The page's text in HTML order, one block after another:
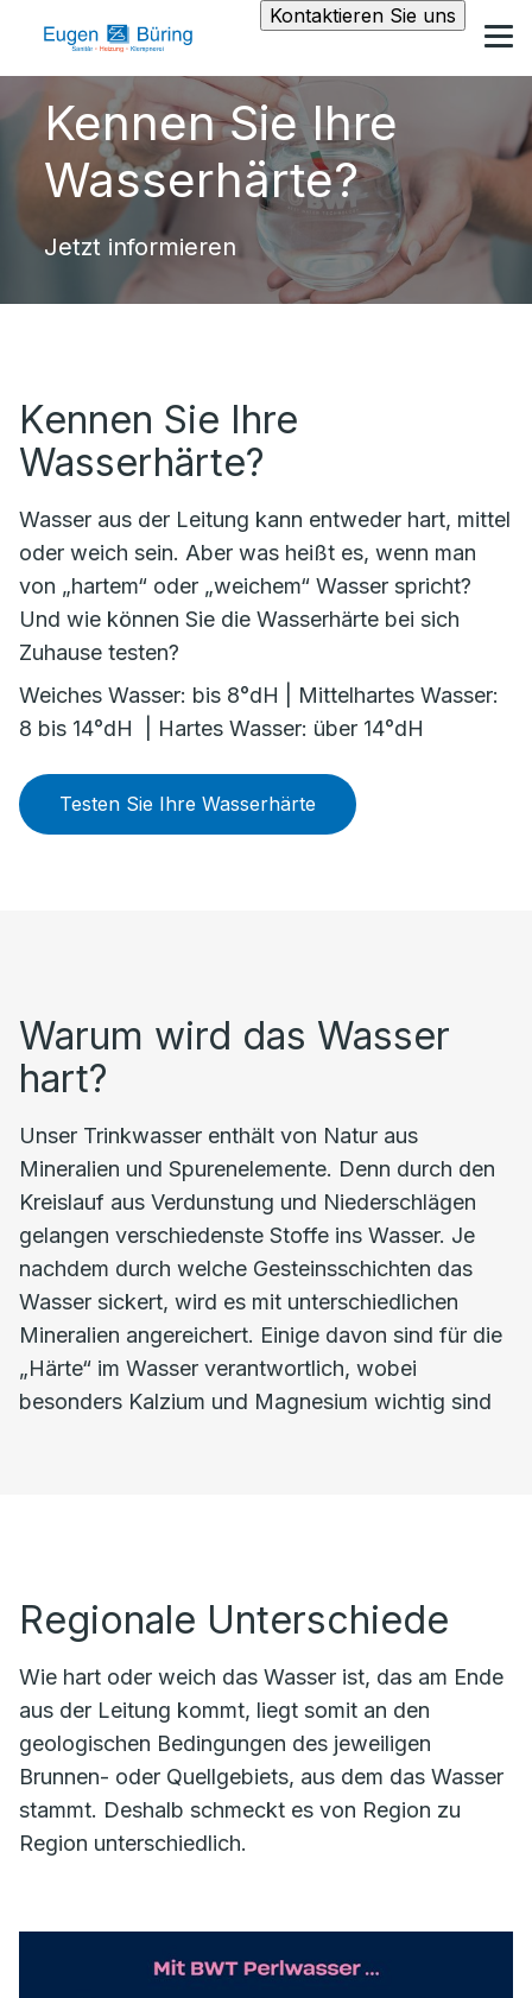
Kontaktieren Sie uns
Kennen Sie Ihre
Wasserhärte?
Jetzt informieren
Kennen Sie Ihre
Wasserhärte?
Wasser aus der Leitung kann entweder hart, mittel
oder weich sein. Aber was heißt es, wenn man
von „hartem“ oder „weichem“ Wasser spricht?
Und wie können Sie die Wasserhärte bei sich
Zuhause testen?
Weiches Wasser: bis 8°dH | Mittelhartes Wasser:
8 bis 14°dH | Hartes Wasser: über 14°dH
Testen Sie Ihre Wasserhärte
Warum wird das Wasser
hart?
Unser Trinkwasser enthält von Natur aus
Mineralien und Spurenelemente. Denn durch den
Kreislauf aus Verdunstung und Niederschlägen
gelangen verschiedenste Stoffe ins Wasser. Je
nachdem durch welche Gesteinsschichten das
Wasser sickert, wird es mit unterschiedlichen
Mineralien angereichert. Einige davon sind für die
„Härte“ im Wasser verantwortlich, wobei
besonders Kalzium und Magnesium wichtig sind
Regionale Unterschiede
Wie hart oder weich das Wasser ist, das am Ende
aus der Leitung kommt, liegt somit an den
geologischen Bedingungen des jeweiligen
Brunnen- oder Quellgebiets, aus dem das Wasser
stammt. Deshalb schmeckt es von Region zu
Region unterschiedlich.